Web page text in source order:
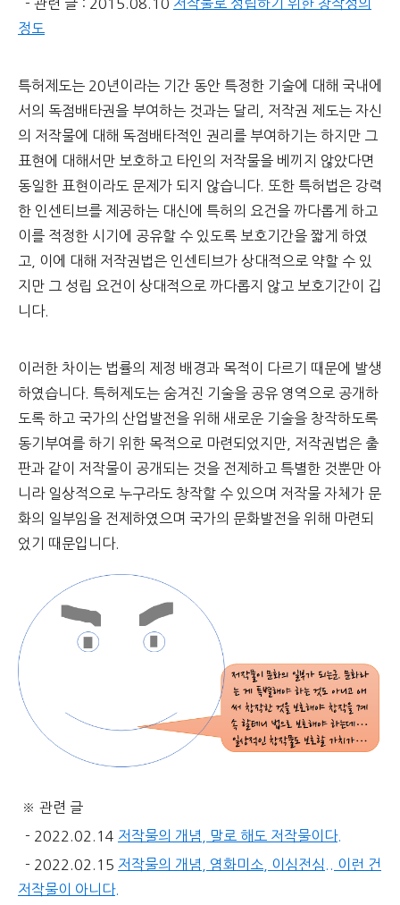
- 관련 글 : 2015.08.10 저작물로 성립하기 위한 창작성의
정도
특허제도는 20년이라는 기간 동안 특정한 기술에 대해 국내에
서의 독점배타권을 부여하는 것과는 달리, 저작권 제도는 자신
의 저작물에 대해 독점배타적인 권리를 부여하기는 하지만 그
표현에 대해서만 보호하고 타인의 저작물을 베끼지 않았다면
동일한 표현이라도 문제가 되지 않습니다. 또한 특허법은 강력
한 인센티브를 제공하는 대신에 특허의 요건을 까다롭게 하고
이를 적정한 시기에 공유할 수 있도록 보호기간을 짧게 하였
고, 이에 대해 저작권법은 인센티브가 상대적으로 약할 수 있
지만 그 성립 요건이 상대적으로 까다롭지 않고 보호기간이 깁
니다.
이러한 차이는 법률의 제정 배경과 목적이 다르기 때문에 발생
하였습니다. 특허제도는 숨겨진 기술을 공유 영역으로 공개하
도록 하고 국가의 산업발전을 위해 새로운 기술을 창작하도록
동기부여를 하기 위한 목적으로 마련되었지만, 저작권법은 출
판과 같이 저작물이 공개되는 것을 전제하고 특별한 것뿐만 아
니라 일상적으로 누구라도 창작할 수 있으며 저작물 자체가 문
화의 일부임을 전제하였으며 국가의 문화발전을 위해 마련되
었기 때문입니다.
※ 관련 글
- 2022.02.14 저작물의 개념, 말로 해도 저작물이다.
- 2022.02.15 저작물의 개념, 염화미소, 이심전심.. 이런 건
저작물이 아니다.